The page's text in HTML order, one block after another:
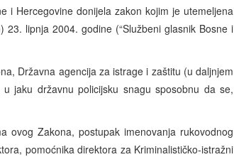
i Hercegovine donijela zakon kojim je utemeljena
lipnja 2004. godine (“Službeni glasnik Bosne i
Državna agencija za istrage i zaštitu (u daljnjem
jaku državnu policijsku snagu sposobnu da se,
Zakona, postupak imenovanja rukovodnog
pomoćnika direktora za Kriminalističko-istražni